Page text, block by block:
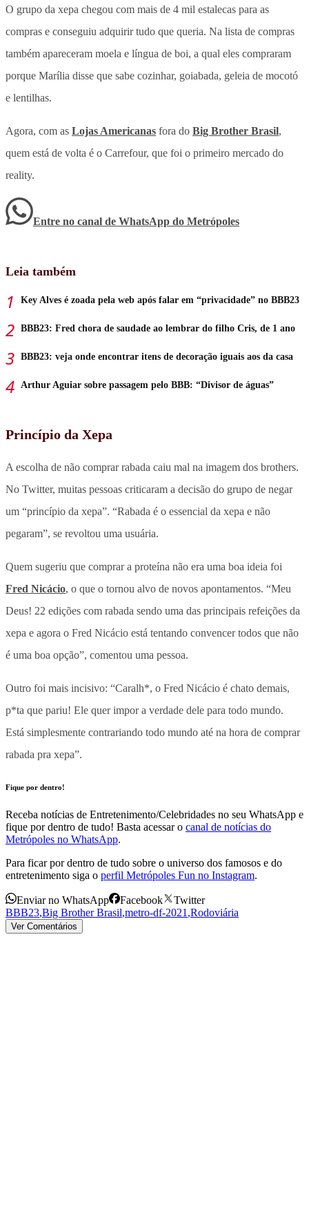
O grupo da xepa chegou com mais de 4 mil estalecas para as
compras e conseguiu adquirir tudo que queria. Na lista de compras
também apareceram moela e língua de boi, a qual eles compraram
porque Marília disse que sabe cozinhar, goiabada, geleia de mocotó
e lentilhas.
Agora, com as Lojas Americanas fora do Big Brother Brasil,
quem está de volta é o Carrefour, que foi o primeiro mercado do
reality.
Entre no canal de WhatsApp do Metrópoles
Leia também
Key Alves é zoada pela web após falar em “privacidade” no BBB23
BBB23: Fred chora de saudade ao lembrar do filho Cris, de 1 ano
BBB23: veja onde encontrar itens de decoração iguais aos da casa
Arthur Aguiar sobre passagem pelo BBB: “Divisor de águas”
Princípio da Xepa
A escolha de não comprar rabada caiu mal na imagem dos brothers.
No Twitter, muitas pessoas criticaram a decisão do grupo de negar
um “princípio da xepa”. “Rabada é o essencial da xepa e não
pegaram”, se revoltou uma usuária.
Quem sugeriu que comprar a proteína não era uma boa ideia foi
Fred Nicácio, o que o tornou alvo de novos apontamentos. “Meu
Deus! 22 edições com rabada sendo uma das principais refeições da
xepa e agora o Fred Nicácio está tentando convencer todos que não
é uma boa opção”, comentou uma pessoa.
Outro foi mais incisivo: “Caralh*, o Fred Nicácio é chato demais,
p*ta que pariu! Ele quer impor a verdade dele para todo mundo.
Está simplesmente contrariando todo mundo até na hora de comprar
rabada pra xepa”.
Fique por dentro!
Receba notícias de Entretenimento/Celebridades no seu WhatsApp e
fique por dentro de tudo! Basta acessar o canal de notícias do
Metrópoles no WhatsApp.
Para ficar por dentro de tudo sobre o universo dos famosos e do
entretenimento siga o perfil Metrópoles Fun no Instagram.
Enviar no WhatsApp Facebook
Twitter
BBB23,Big Brother Brasil,metro-df-2021 ,Rodoviária
Ver Comentários